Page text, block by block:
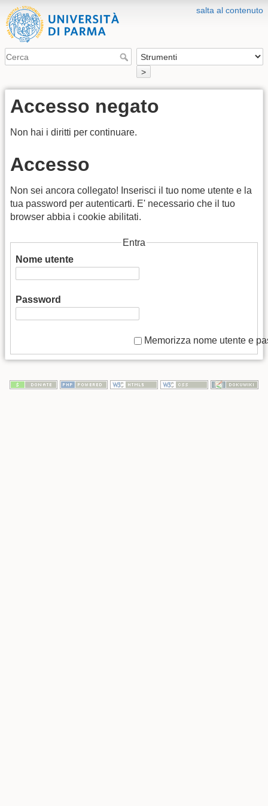
salta al contenuto
>
Accesso negato
Non hai i diritti per continuare.
Accesso
Non sei ancora collegato! Inserisci il tuo nome utente e la
tua password per autenticarti. E' necessario che il tuo
browser abbia i cookie abilitati.
Entra
Nome utente
Password
Memorizza nome utente e